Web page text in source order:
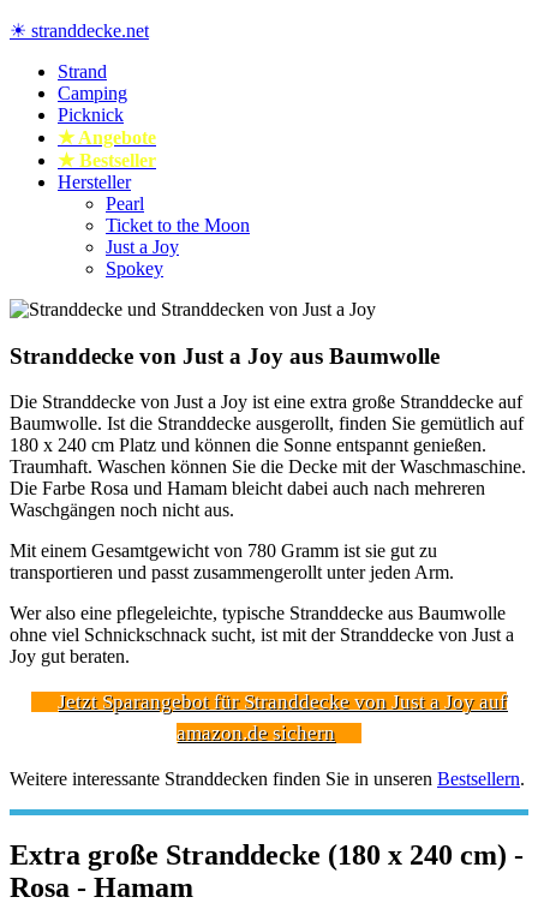
Zum
springen
☀ stranddecke.net
Stranddecke und Stranddecke XXL online kaufen
Strand
Camping
Picknick
★ Angebote
★ Bestseller
Hersteller
Pearl
Ticket to the Moon
Just a Joy
Spokey
Stranddecke von Just a Joy aus Baumwolle
Die Stranddecke von Just a Joy ist eine extra große Stranddecke auf
Baumwolle. Ist die Stranddecke ausgerollt, finden Sie gemütlich auf
180 x 240 cm Platz und können die Sonne entspannt genießen.
Traumhaft. Waschen können Sie die Decke mit der Waschmaschine.
Die Farbe Rosa und Hamam bleicht dabei auch nach mehreren
Waschgängen noch nicht aus.
Mit einem Gesamtgewicht von 780 Gramm ist sie gut zu
transportieren und passt zusammengerollt unter jeden Arm.
Wer also eine pflegeleichte, typische Stranddecke aus Baumwolle
ohne viel Schnickschnack sucht, ist mit der Stranddecke von Just a
Joy gut beraten.
Jetzt Sparangebot für Stranddecke von Just a Joy auf
amazon.de sichern
Weitere interessante Stranddecken finden Sie in unseren Bestsellern.
Extra große Stranddecke (180 x 240 cm) -
Rosa - Hamam